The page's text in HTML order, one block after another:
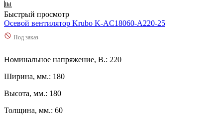
Быстрый просмотр
Осевой вентилятор Krubo K-AC18060-A220-25
Под заказ
Номинальное напряжение, В.: 220
Ширина, мм.: 180
Высота, мм.: 180
Толщина, мм.: 60